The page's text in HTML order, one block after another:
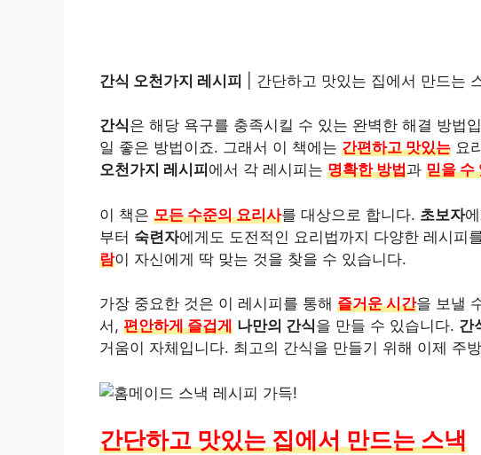
간식 오천가지 레시피 | 간단하고 맛있는 집에서 만드는
간식은 해당 욕구를 충족시킬 수 있는 완벽한 해결 방법
일 좋은 방법이죠. 그래서 이 책에는 간편하고 맛있는 요
오천가지 레시피 에서 각 레시피는 명확한 방법과 믿을 수
이 책은 모든 수준의 요리사를 대상으로 합니다. 초보자
부터 숙련자에게도 도전적인 요리법까지 다양한 레시피
람이 자신에게 딱 맞는 것을 찾을 수 있습니다.
가장 중요한 것은 이 레시피를 통해 즐거운 시간을 보낼
서, 편안하게 즐겁게 나만의 간식을 만들 수 있습니다. 간
거움이 자체입니다. 최고의 간식을 만들기 위해 이제 주
간단하고 맛있는 집에서 만드는 스낵